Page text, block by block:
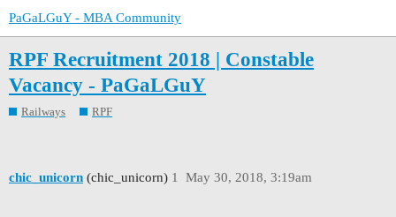
PaGaLGuY - MBA Community
RPF Recruitment 2018 | Constable
Vacancy - PaGaLGuY
Railways RPF
chic_unicorn (chic_unicorn) May 30, 2018, 3:19am
1